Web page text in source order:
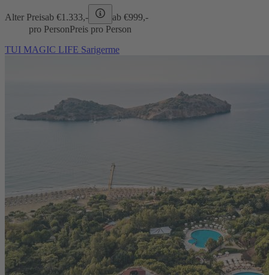
Alter Preisab €1.333,- ab €999,-
pro PersonPreis pro Person
TUI MAGIC LIFE Sarigerme